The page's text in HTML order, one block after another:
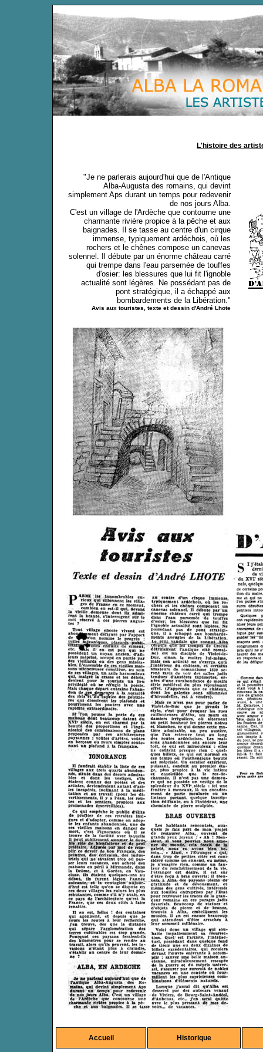
L'histoire des
"Je ne parlerais aujourd'hui que de l'Antique
Alba-Augusta des romains, qui devint
simplement Aps durant un temps pour redevenir
de nos jours Alba.
C'est un village de l'Ardèche que contourne une
charmante rivière propice à la pêche et aux
baignades. Il se tasse au centre d'un cirque
immense, typiquement ardéchois, où les
rochers et le chênes compose un canevas
solennel. Il débute par un énorme château carré
qui trempe dans l'eau parsemée de touffes
d'osier: les blessures que lui fit l'ignoble
actualité sont légères. Ne possédant pas de
pont stratégique, il a échappé aux
bombardements de la Libération."
Avis aux touristes, texte et dessin d'André Lhote
Accueil Historique